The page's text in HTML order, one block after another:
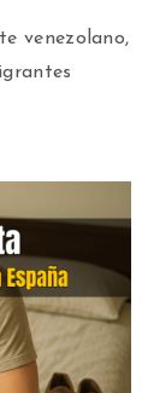
venezolano,